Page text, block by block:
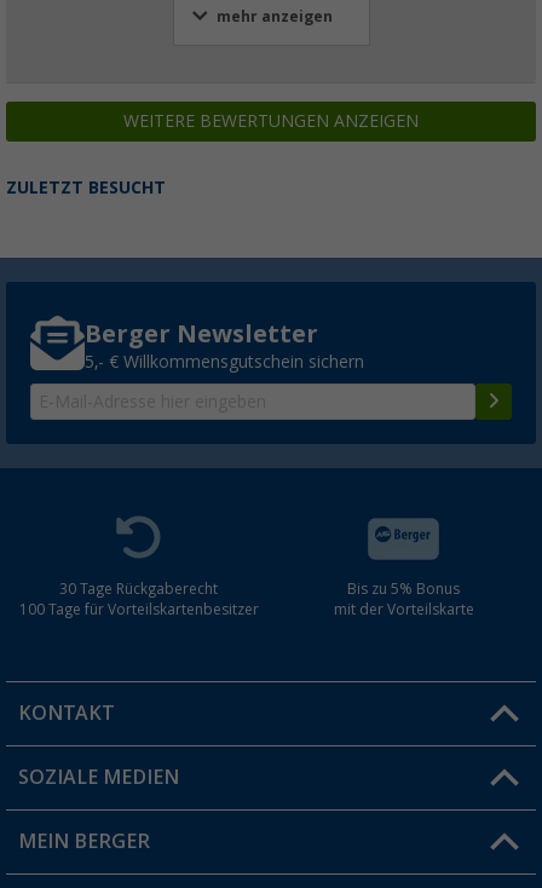
mehr anzeigen
WEITERE BEWERTUNGEN ANZEIGEN
ZULETZT BESUCHT
Berger Newsletter
5,- € Willkommensgutschein sichern
30 Tage Rückgaberecht
100 Tage für Vorteilskartenbesitzer
Bis zu 5% Bonus
mit der Vorteilskarte
KONTAKT
Du hast eine Frage?
Filiale finden
SOZIALE MEDIEN
MEIN BERGER